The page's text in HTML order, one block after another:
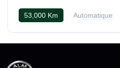
53,000 Km Automatique